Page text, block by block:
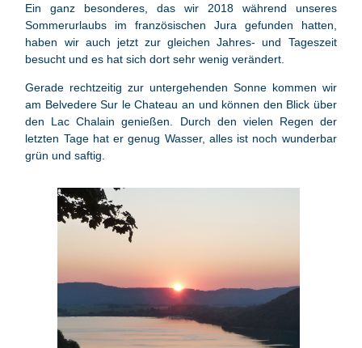
Ein ganz besonderes, das wir 2018 während unseres
Sommerurlaubs im französischen Jura gefunden hatten,
haben wir auch jetzt zur gleichen Jahres- und Tageszeit
besucht und es hat sich dort sehr wenig verändert.
Gerade rechtzeitig zur untergehenden Sonne kommen wir
am Belvedere Sur le Chateau an und können den Blick über
den Lac Chalain genießen. Durch den vielen Regen der
letzten Tage hat er genug Wasser, alles ist noch wunderbar
grün und saftig.